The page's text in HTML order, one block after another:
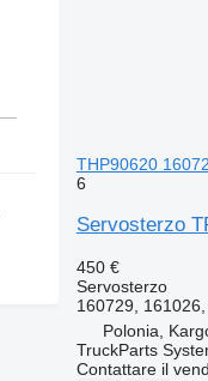
THP90620
6
Servosterzo
450 €
Servosterzo
160729,
Polonia,
TruckParts
Contattare il